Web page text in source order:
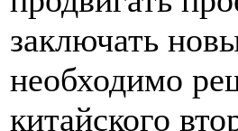
заключать
необходимо
китайского